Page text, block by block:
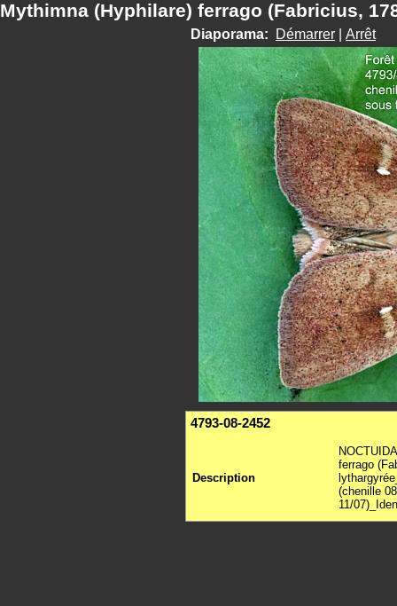
Mythimna (Hyphilare) ferrago (Fabricius,
Diaporama: Démarrer Arrêt
4793-08-2452
Description
ferrago
(chenille
11/